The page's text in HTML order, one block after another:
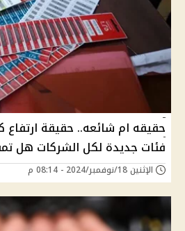
حقيقه ام شائعه.. حقيقة
فئات جديدة لكل الشركات هل
الإثنين 18/نوفمبر/2024 - 08:14 م